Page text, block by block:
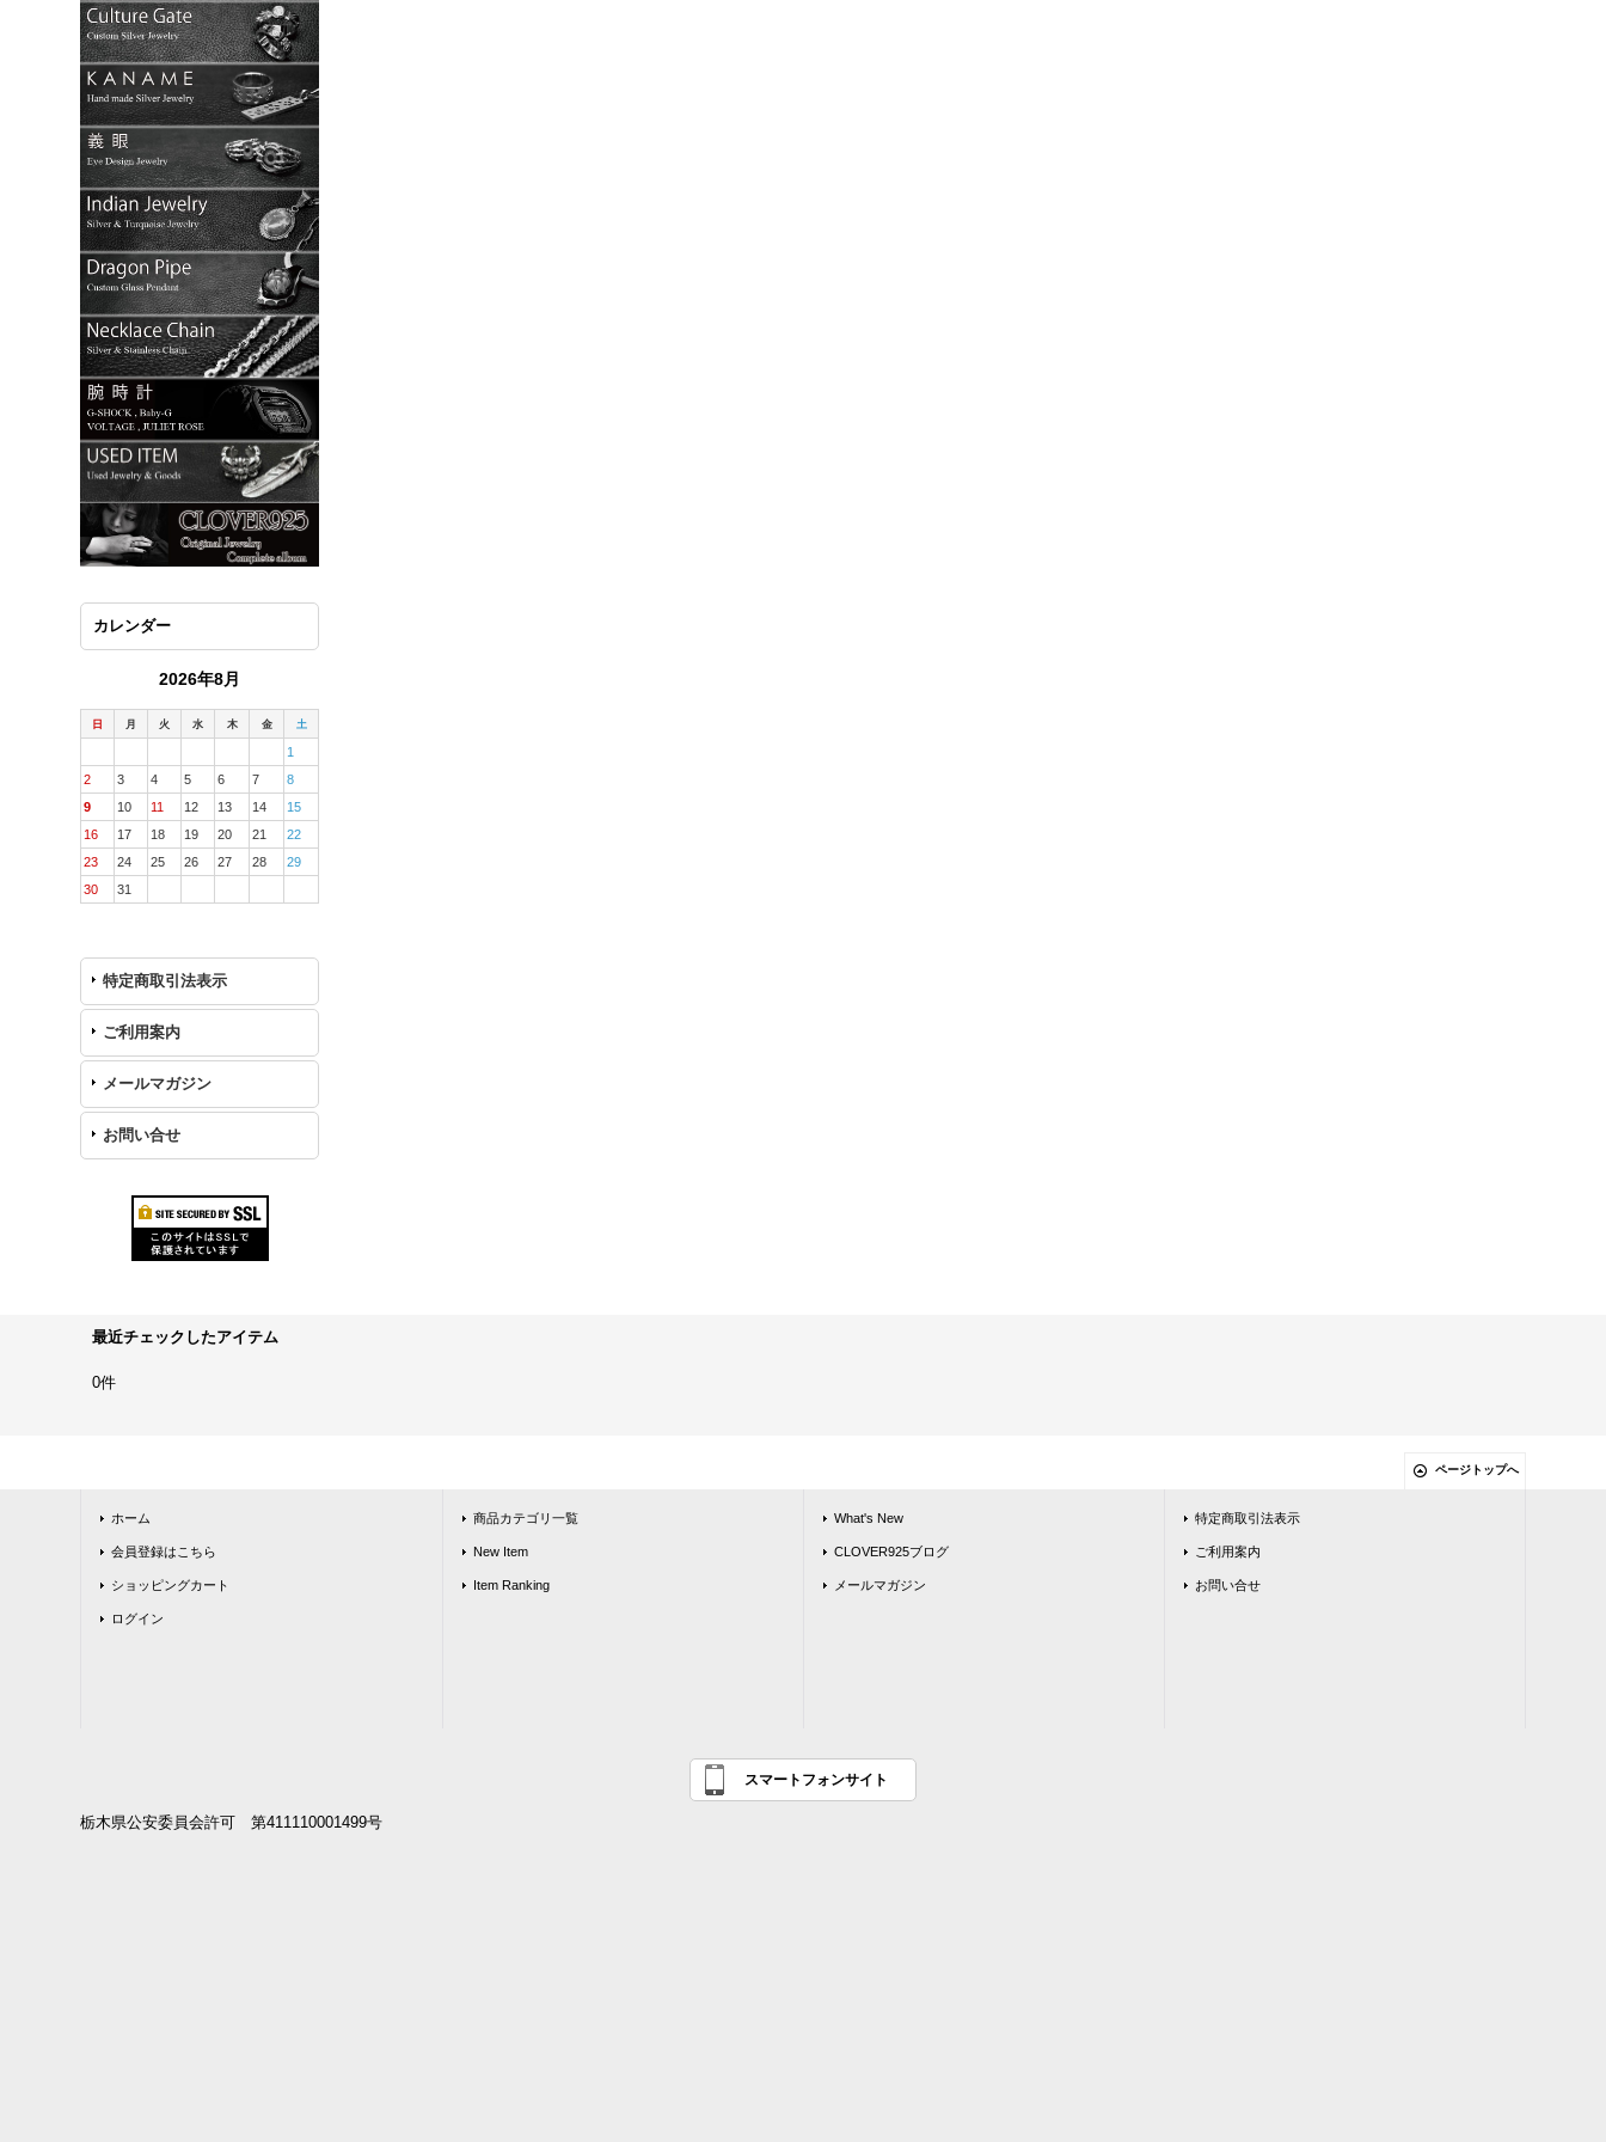
カレンダー
2026年8月
日 月 火 水 木 金 土
1
2
3 4 5 6 7
8
9
10 11 12 13 14
15
16
17 18 19 20 21
22
23
24 25 26 27 28
29
30
31
特定商取引法表示
ご利用案内
メールマガジン
お問い合せ
最近チェックしたアイテム
0件
ページトップへ
ホーム
会員登録はこちら
ショッピングカート
ログイン
商品カテゴリ一覧
New Item
Item Ranking
What's New
CLOVER925ブログ
メールマガジン
特定商取引法表示
ご利用案内
お問い合せ
スマートフォンサイト
栃木県公安委員会許可 第411110001499号